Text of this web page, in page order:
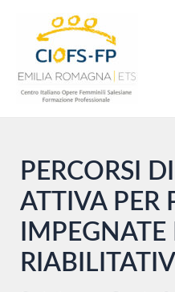
contenuto
PERCORSI
ATTIVA PER
IMPEGNATE
RIABILITATIVI